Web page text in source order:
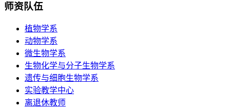
师资队伍
植物学系
动物学系
微生物学系
生物化学与分子生物学系
遗传与细胞生物学系
实验教学中心
离退休教师